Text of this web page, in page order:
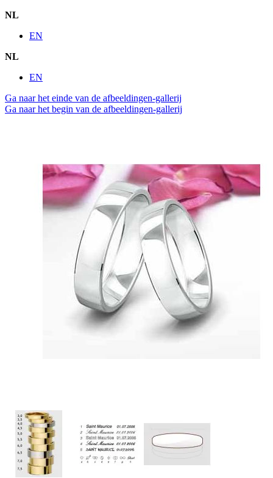
NL
EN
NL
EN
Ga naar het einde van de afbeeldingen-gallerij
Ga naar het begin van de afbeeldingen-gallerij